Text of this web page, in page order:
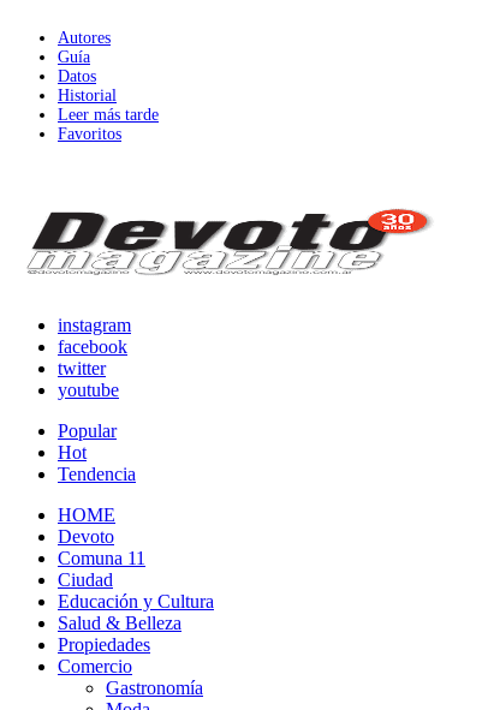
Autores
Guía
Datos
Historial
Leer más tarde
Favoritos
instagram
facebook
twitter
youtube
Popular
Hot
Tendencia
HOME
Devoto
Comuna 11
Ciudad
Educación y Cultura
Salud & Belleza
Propiedades
Comercio
Gastronomía